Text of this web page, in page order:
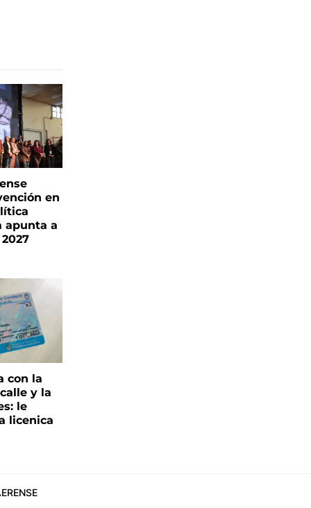
en
apunta a
con la
y la
le
licenica